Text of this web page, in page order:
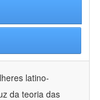
latino-
da teoria das